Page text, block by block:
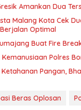
Amankan Dua
Malang Kota Cek
Optimal
Buat Fire
Polres
Pangan,
Beras Oplosan